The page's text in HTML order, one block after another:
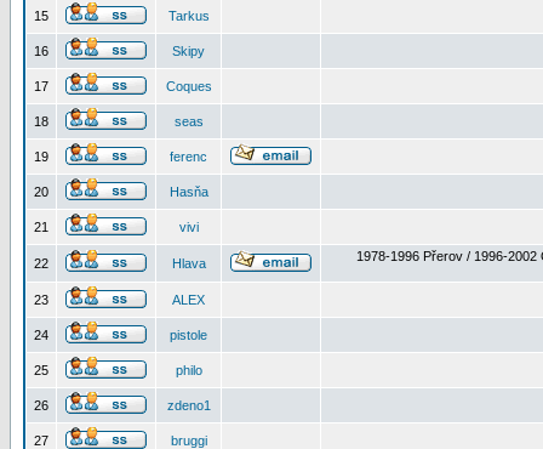
15 Tarkus
16 Skipy
17 Coques
18 seas
19 ferenc
20 Hasňa
21 vivi
22 Hlava 1978-1996 Přerov / 1996-2002
23 ALEX
24 pistole
25 philo
26 zdeno1
27 bruggi